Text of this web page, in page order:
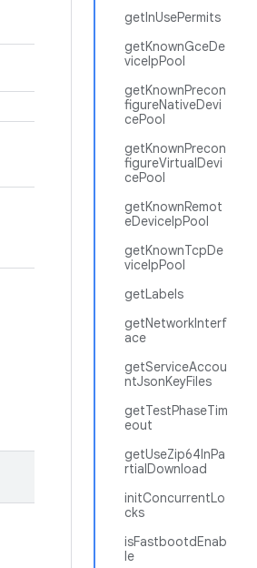
getInUsePermits
getKnownGceDe
viceIpPool
getKnownPrecon
figureNativeDevi
cePool
getKnownPrecon
figureVirtualDevi
cePool
getKnownRemot
eDeviceIpPool
getKnownTcpDe
viceIpPool
getLabels
getNetworkInterf
ace
getServiceAccou
ntJsonKeyFiles
getTestPhaseTim
eout
getUseZip64InPa
rtialDownload
initConcurrentLo
cks
isFastbootdEnab
le